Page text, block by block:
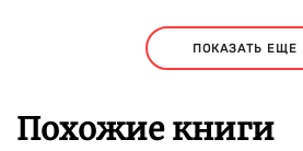
ПОКАЗАТЬ ЕЩЕ
Похожие книги